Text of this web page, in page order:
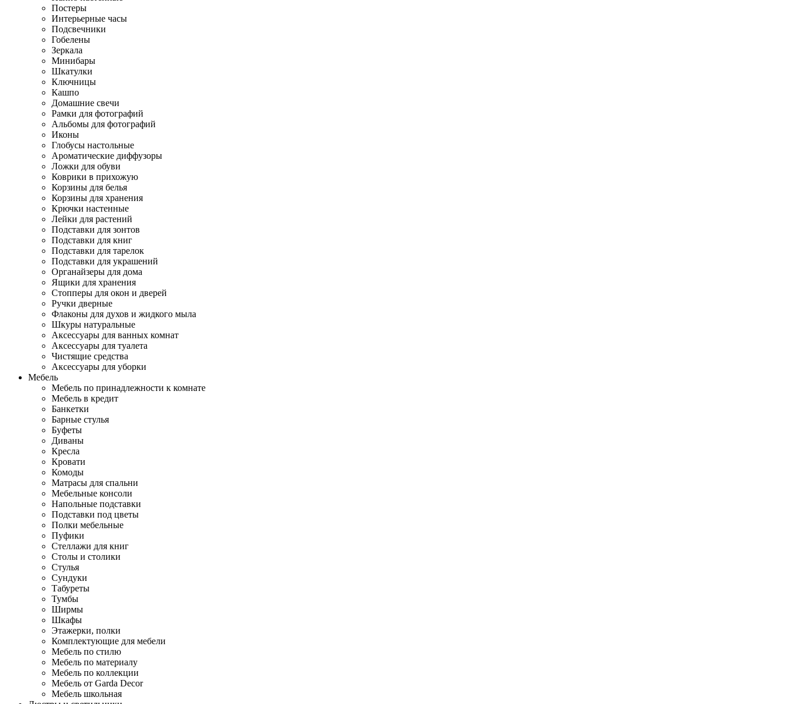
Постеры
Интерьерные часы
Подсвечники
Гобелены
Зеркала
Минибары
Шкатулки
Ключницы
Кашпо
Домашние свечи
Рамки для фотографий
Альбомы для фотографий
Иконы
Глобусы настольные
Ароматические диффузоры
Ложки для обуви
Коврики в прихожую
Корзины для белья
Корзины для хранения
Крючки настенные
Лейки для растений
Подставки для зонтов
Подставки для книг
Подставки для тарелок
Подставки для украшений
Органайзеры для дома
Ящики для хранения
Стопперы для окон и дверей
Ручки дверные
Флаконы для духов и жидкого мыла
Шкуры натуральные
Аксессуары для ванных комнат
Аксессуары для туалета
Чистящие средства
Аксессуары для уборки
Мебель
Мебель по принадлежности к комнате
Мебель в кредит
Банкетки
Барные стулья
Буфеты
Диваны
Кресла
Кровати
Комоды
Матрасы для спальни
Мебельные консоли
Напольные подставки
Подставки под цветы
Полки мебельные
Пуфики
Стеллажи для книг
Столы и столики
Стулья
Сундуки
Табуреты
Тумбы
Ширмы
Шкафы
Этажерки, полки
Комплектующие для мебели
Мебель по стилю
Мебель по материалу
Мебель по коллекции
Мебель от Garda Decor
Мебель школьная